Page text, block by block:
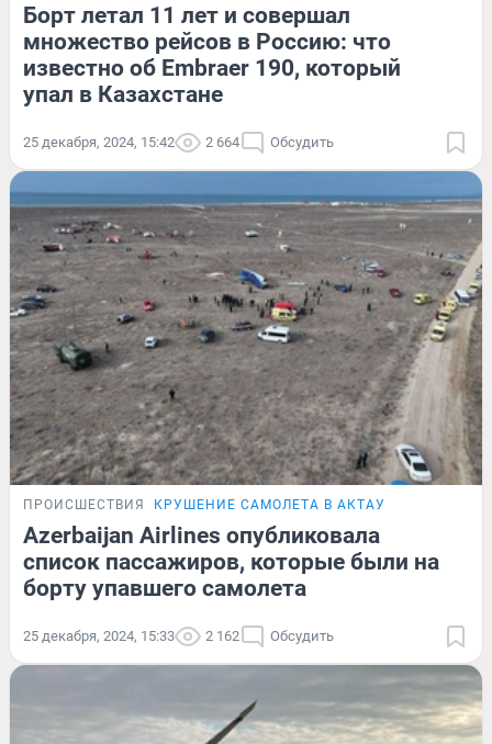
Борт летал 11 лет и совершал
множество рейсов в Россию: что
известно об Embraer 190, который
упал в Казахстане
25 декабря, 2024, 15:42 2 664 Обсудить
ПРОИСШЕСТВИЯ КРУШЕНИЕ САМОЛЕТА В АКТАУ
Azerbaijan Airlines опубликовала
список пассажиров, которые были на
борту упавшего самолета
25 декабря, 2024, 15:33 2 162 Обсудить